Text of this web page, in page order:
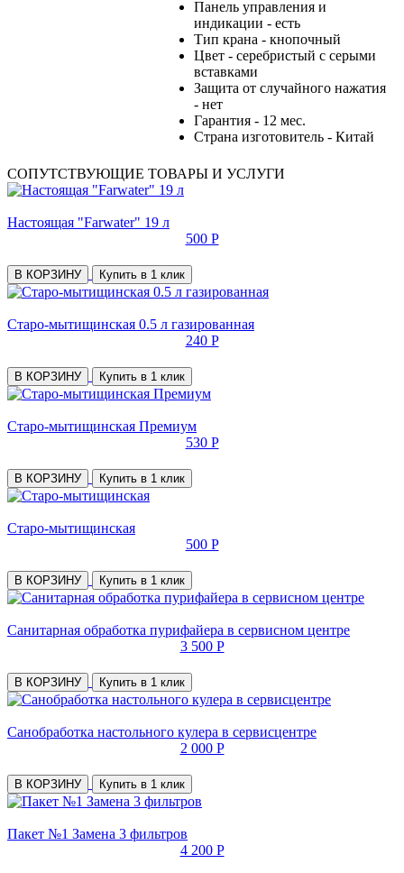
Панель управления и
индикации - есть
Тип крана - кнопочный
Цвет - серебристый с серыми
вставками
Защита от случайного нажатия
- нет
Гарантия - 12 мес.
Страна изготовитель - Китай
СОПУТСТВУЮЩИЕ ТОВАРЫ И УСЛУГИ
Настоящая "Farwater" 19 л
500 Р
В КОРЗИНУ Купить в 1 клик
Старо-мытищинская 0.5 л газированная
240 Р
В КОРЗИНУ Купить в 1 клик
Старо-мытищинская Премиум
530 Р
В КОРЗИНУ Купить в 1 клик
Старо-мытищинская
500 Р
В КОРЗИНУ Купить в 1 клик
Санитарная обработка пурифайера в сервисном центре
3 500 Р
В КОРЗИНУ Купить в 1 клик
Санобработка настольного кулера в сервисцентре
2 000 Р
В КОРЗИНУ Купить в 1 клик
Пакет №1 Замена 3 фильтров
4 200 Р